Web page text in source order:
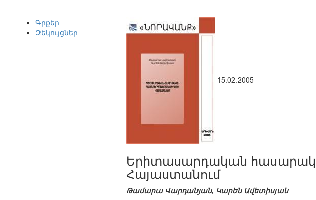
Գրքեր
Զեկույցներ
15.02.2005
Երիտասարդական
Հայաստանում
Թամարա Վարդանյան, Կարեն Ավետիսյան